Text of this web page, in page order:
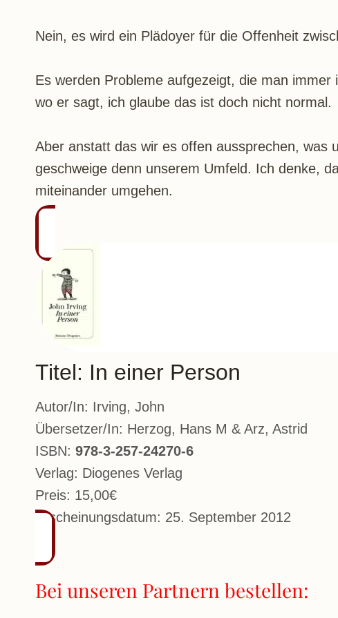
Nein, es wird ein Plädoyer für die Offenheit
Es werden Probleme aufgezeigt, die man
wo er sagt, ich glaube das ist doch nicht normal.
Aber anstatt das wir es offen aussprechen, was
geschweige denn unserem Umfeld. Ich denke,
miteinander umgehen.
Titel: In einer Person
Autor/In: Irving, John
Übersetzer/In: Herzog, Hans M & Arz, Astrid
ISBN: 978-3-257-24270-6
Verlag: Diogenes Verlag
Preis: 15,00€
Erscheinungsdatum: 25. September 2012
Bei unseren Partnern bestellen: